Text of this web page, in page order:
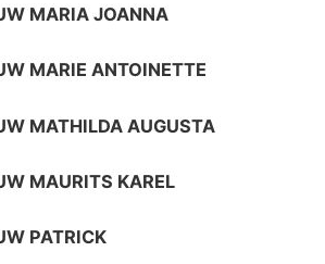
MARIA JOANNA
MARIE ANTOINETTE
MATHILDA AUGUSTA
MAURITS KAREL
PATRICK